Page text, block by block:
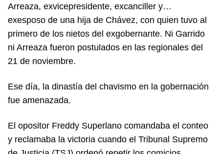
Arreaza, exvicepresidente, excanciller y…
exesposo de una hija de Chávez, con quien tuvo al
primero de los nietos del exgobernante. Ni Garrido
ni Arreaza fueron postulados en las regionales del
21 de noviembre.
Ese día, la dinastía del chavismo en la gobernación
fue amenazada.
El opositor Freddy Superlano comandaba el conteo
y reclamaba la victoria cuando el Tribunal Supremo